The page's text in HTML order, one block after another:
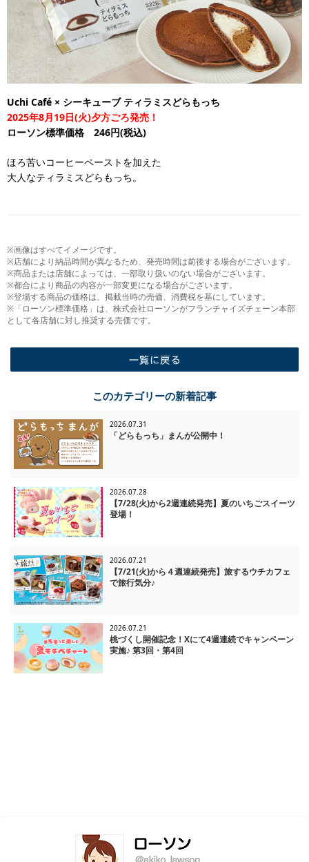
Uchi Café × シーキューブ ティラミスどらもっち
2025年8月19日(火)夕方ごろ発売！
ローソン標準価格 246円(税込)
ほろ苦いコーヒーペーストを加えた
大人なティラミスどらもっち。
※画像はすべてイメージです。
※店舗により納品時間が異なるため、発売時間は前後する場合がございます。
※商品または店舗によっては、一部取り扱いのない場合がございます。
※都合により商品の内容が一部変更になる場合がございます。
※登場する商品の価格は、掲載当時の売価、消費税を基にしています。
※「ローソン標準価格」は、株式会社ローソンがフランチャイズチェーン本部
として各店舗に対し推奨する売価です。
このカテゴリーの新着記事
2026.07.31
「どらもっち」まんが公開中！
2026.07.28
【7/28(火)から2週連続発売】夏のいちごスイーツ
登場！
2026.07.21
【7/21(火)から４週連続発売】旅するウチカフェ
で旅行気分♪
2026.07.21
桃づくし開催記念！Xにて4週連続でキャンペーン
実施♪ 第3回・第4回